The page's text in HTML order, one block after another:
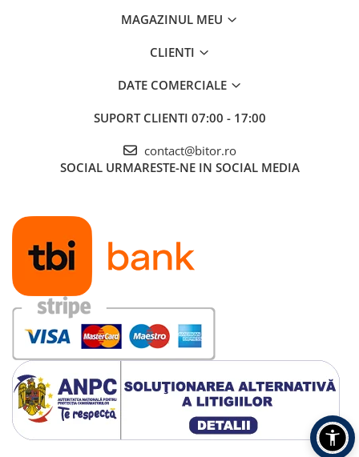
MAGAZINUL MEU
CLIENTI
DATE COMERCIALE
SUPORT CLIENTI 07:00 - 17:00
contact@bitor.ro
SOCIAL URMARESTE-NE IN SOCIAL MEDIA